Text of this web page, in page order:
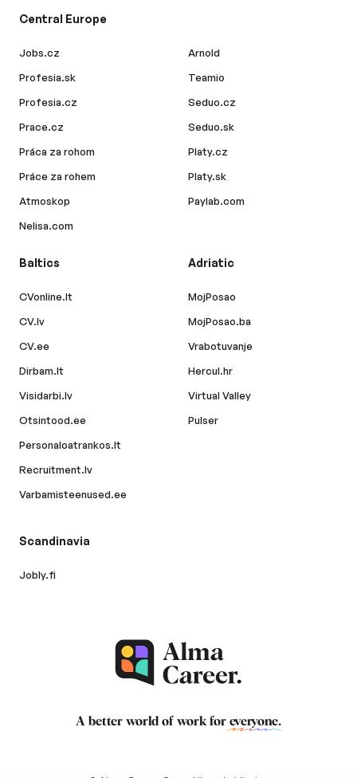
Central Europe
Jobs.cz
Profesia.sk
Profesia.cz
Prace.cz
Práca za rohom
Práce za rohem
Atmoskop
Nelisa.com
Arnold
Teamio
Seduo.cz
Seduo.sk
Platy.cz
Platy.sk
Paylab.com
Baltics
CVonline.lt
CV.lv
CV.ee
Dirbam.lt
Visidarbi.lv
Otsintood.ee
Personaloatrankos.lt
Recruitment.lv
Varbamisteenused.ee
Adriatic
MojPosao
MojPosao.ba
Vrabotuvanje
Hercul.hr
Virtual Valley
Pulser
Scandinavia
Jobly.fi
A better world of work for everyone.